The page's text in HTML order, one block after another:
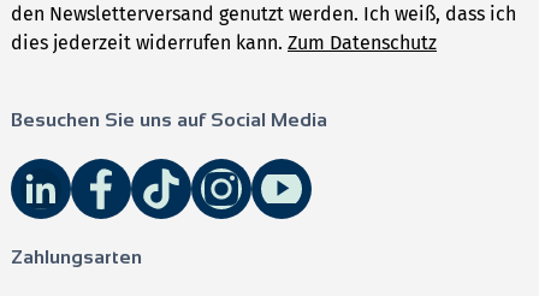
den Newsletterversand genutzt werden. Ich weiß, dass ich
dies jederzeit widerrufen kann. Zum Datenschutz
Besuchen Sie uns auf Social Media
Zahlungsarten